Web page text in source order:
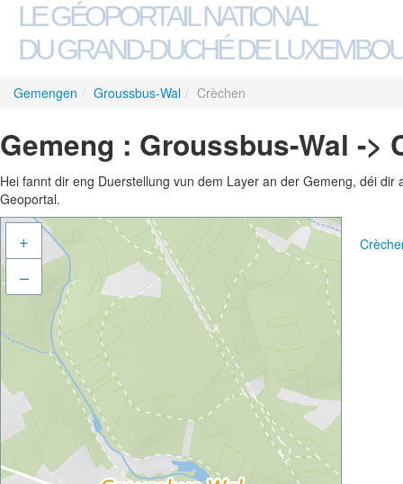
LE GÉOPORTAIL NATIONAL
DU GRAND-DUCHÉ DE
Gemengen / Groussbus-Wal / Crèchen
Gemeng : Groussbus-Wal ->
Hei fannt dir eng Duerstellung vun dem Layer an der Gemeng, déi
Geoportal.
+
–